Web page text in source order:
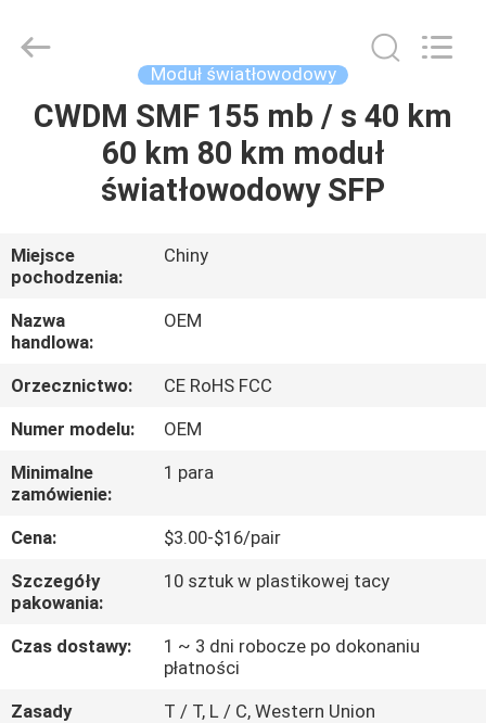
DOM
PRODUKTY
O
NAS
WYCIECZKA
PO
FABRYCE
KONTROLA
JAKOŚCI
SKONTAKTUJ
SIĘ
Management
Services
Reserved.
Moduł światłowodowy
CWDM SMF 155 mb / s 40 km
60 km 80 km moduł
światłowodowy SFP
Miejsce
pochodzenia:
Chiny
Nazwa
handlowa:
OEM
Orzecznictwo:
CE RoHS FCC
Numer modelu:
OEM
Minimalne
zamówienie:
1 para
Cena:
$3.00-$16/pair
Szczegóły
pakowania:
10 sztuk w plastikowej tacy
Czas dostawy:
1 ~ 3 dni robocze po dokonaniu
płatności
Zasady
T / T, L / C, Western Union